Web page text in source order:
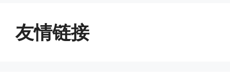
友情链接